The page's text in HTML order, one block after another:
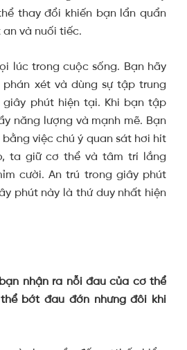
thay đổi khiến bạn lẩn quẩn
và nuối tiếc.
lúc trong cuộc sống. Bạn hãy
xét và dùng sự tập trung
phút hiện tại. Khi bạn tập
năng lượng và mạnh mẽ. Bạn
việc chú ý quan sát hơi hít
ta giữ cơ thể và tâm trí lắng
cười. An trú trong giây phút
phút này là thứ duy nhất hiện
nhận ra nỗi đau của cơ thể
bớt đau đớn nhưng đôi khi